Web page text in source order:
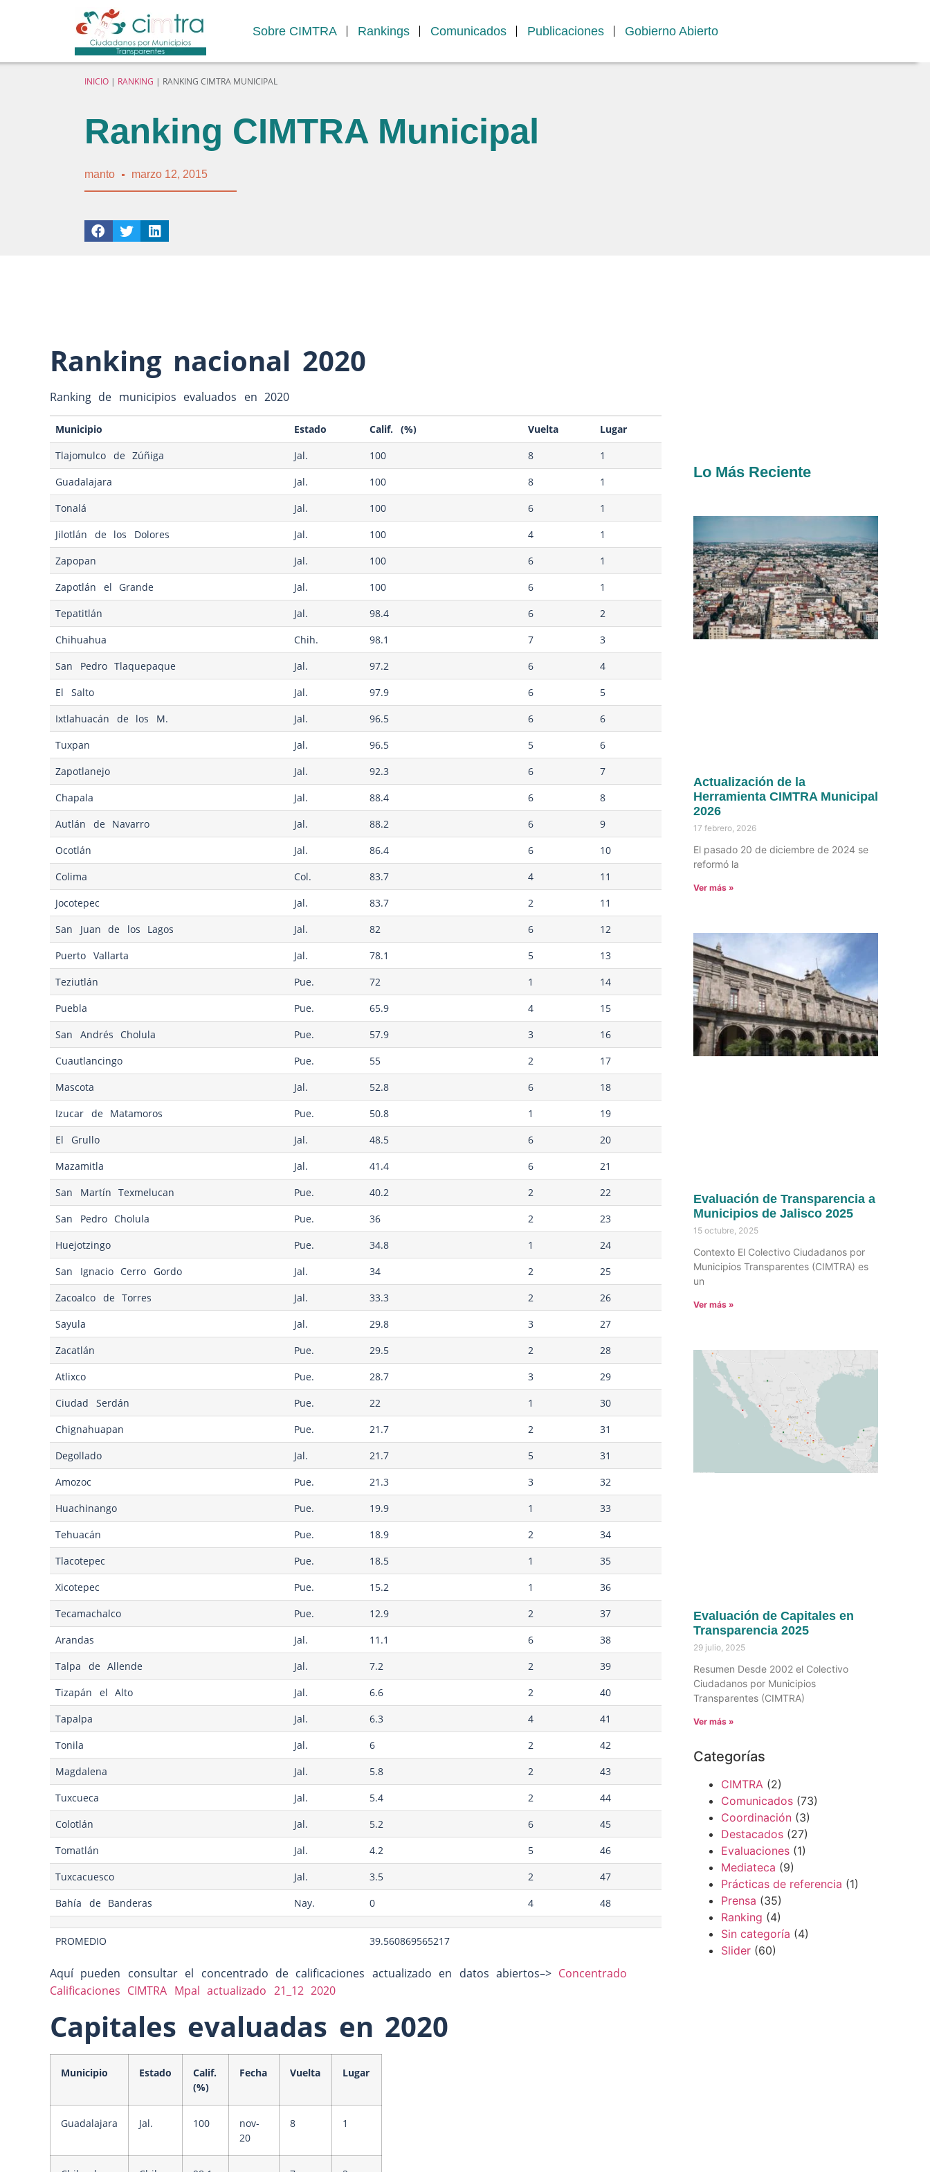
Sobre CIMTRA Rankings Comunicados Publicaciones Gobierno Abierto
INICIO | RANKING | RANKING CIMTRA MUNICIPAL
Ranking CIMTRA Municipal
manto marzo 12, 2015
Ranking nacional 2020
Ranking de municipios evaluados en 2020
Municipio Estado Calif. (%) Vuelta
Lugar
Tlajomulco de Zúñiga
Jal. 100 8
1
Guadalajara
Jal. 100 8
1
Tonalá
Jal. 100 6
1
Jilotlán de los Dolores
Jal. 100 4
1
Zapopan
Jal. 100 6
1
Zapotlán el Grande
Jal. 100 6
1
Tepatitlán
Jal. 98.4 6
2
Chihuahua
Chih. 98.1 7
3
San Pedro Tlaquepaque
Jal. 97.2 6
4
El Salto
Jal. 97.9 6
5
Ixtlahuacán de los M.
Jal. 96.5 6
6
Tuxpan
Jal. 96.5 5
6
Zapotlanejo
Jal. 92.3 6
7
Chapala
Jal. 88.4 6
8
Autlán de Navarro
Jal. 88.2 6
9
Ocotlán
Jal. 86.4 6
10
Colima
Col. 83.7 4
11
Jocotepec
Jal. 83.7 2
11
San Juan de los Lagos
Jal. 82 6
12
Puerto Vallarta
Jal. 78.1 5
13
Teziutlán
Pue. 72 1
14
Puebla
Pue. 65.9 4
15
San Andrés Cholula
Pue. 57.9 3
16
Cuautlancingo
Pue. 55 2
17
Mascota
Jal. 52.8 6
18
Izucar de Matamoros
Pue. 50.8 1
19
El Grullo
Jal. 48.5 6
20
Mazamitla
Jal. 41.4 6
21
San Martín Texmelucan
Pue. 40.2 2
22
San Pedro Cholula
Pue. 36 2
23
Huejotzingo
Pue. 34.8 1
24
San Ignacio Cerro Gordo
Jal. 34 2
25
Zacoalco de Torres
Jal. 33.3 2
26
Sayula
Jal. 29.8 3
27
Zacatlán
Pue. 29.5 2
28
Atlixco
Pue. 28.7 3
29
Ciudad Serdán
Pue. 22 1
30
Chignahuapan
Pue. 21.7 2
31
Degollado
Jal. 21.7 5
31
Amozoc
Pue. 21.3 3
32
Huachinango
Pue. 19.9 1
33
Tehuacán
Pue. 18.9 2
34
Tlacotepec
Pue. 18.5 1
35
Xicotepec
Pue. 15.2 1
36
Tecamachalco
Pue. 12.9 2
37
Arandas
Jal. 11.1 6
38
Talpa de Allende
Jal. 7.2 2
39
Tizapán el Alto
Jal. 6.6 2
40
Tapalpa
Jal. 6.3 4
41
Tonila
Jal. 6 2
42
Magdalena
Jal. 5.8 2
43
Tuxcueca
Jal. 5.4 2
44
Colotlán
Jal. 5.2 6
45
Tomatlán
Jal. 4.2 5
46
Tuxcacuesco
Jal. 3.5 2
47
Bahía de Banderas
Nay. 0 4 48
PROMEDIO 39.560869565217
Aquí pueden consultar el concentrado de calificaciones actualizado en datos abiertos–> Concentrado
Calificaciones CIMTRA Mpal actualizado 21_12 2020
Capitales evaluadas en 2020
Municipio Estado
Calif.
(%)
Fecha Vuelta Lugar
Guadalajara Jal. 100
nov-
20
8 1
Lo Más Reciente
Actualización de la
Herramienta CIMTRA Municipal
2026
17 febrero, 2026
El pasado 20 de diciembre de 2024 se
reformó la
Ver más »
Evaluación de Transparencia a
Municipios de Jalisco 2025
15 octubre, 2025
Contexto El Colectivo Ciudadanos por
Municipios Transparentes (CIMTRA) es
un
Ver más »
Evaluación de Capitales en
Transparencia 2025
29 julio, 2025
Resumen Desde 2002 el Colectivo
Ciudadanos por Municipios
Transparentes (CIMTRA)
Ver más »
Categorías
CIMTRA(2)
Comunicados(73)
Coordinación(3)
Destacados(27)
Evaluaciones(1)
Mediateca (9)
Prácticas de referencia (1)
Prensa (35)
Ranking (4)
Sin categoría (4)
Slider(60)